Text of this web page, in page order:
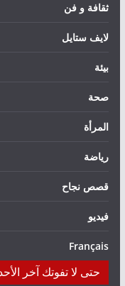
ثقافة و فن
لايف ستايل
بيئة
صحة
المرأة
رياضة
قصص نجاح
فيديو
Français
حتى لا تفوتك آخر